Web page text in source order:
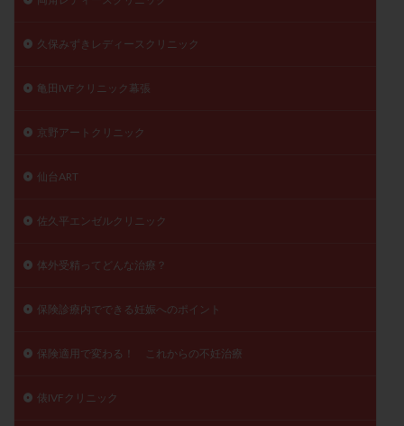
久保みずきレディースクリニック
亀田IVFクリニック幕張
京野アートクリニック
仙台ART
佐久平エンゼルクリニック
体外受精ってどんな治療？
保険診療内でできる妊娠へのポイント
保険適用で変わる！ これからの不妊治療
俵IVFクリニック